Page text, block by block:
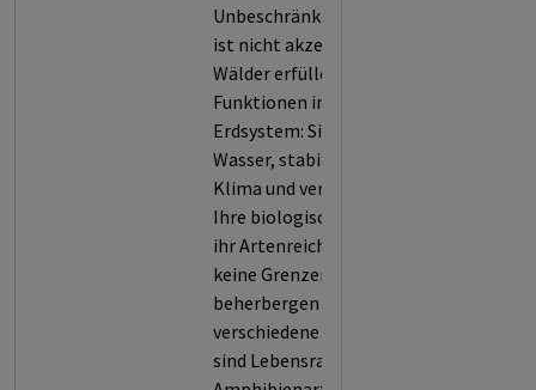
Unbeschränkte Entwaldung
ist nicht akzeptabel, denn
Wälder erfüllen zentrale
Funktionen in unserem
Erdsystem: Sie filtern Luft und
Wasser, stabilisieren das
Klima und verhindern Erosion.
Ihre biologische Vielfalt und
ihr Artenreichtum kennen
keine Grenzen. Sie
beherbergen 60.000
verschiedene Baumarten und
sind Lebensraum für 80 % der